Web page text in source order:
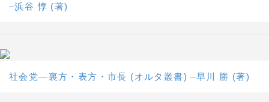
–浜谷 惇 (著)
社会党―裏方・表方・市長 (オルタ叢書) –早川 勝 (著)